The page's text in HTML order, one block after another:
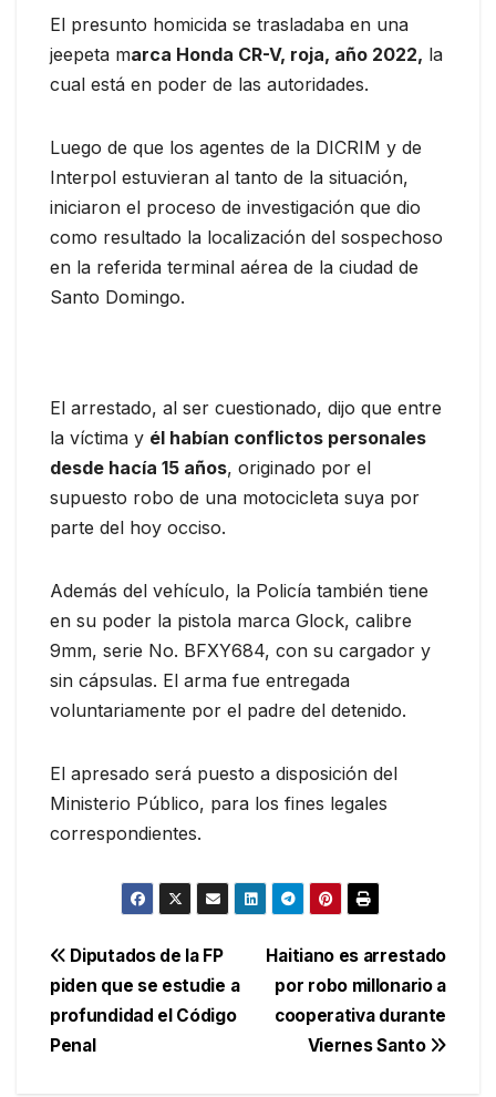
El presunto homicida se trasladaba en una
jeepeta marca Honda CR-V, roja, año 2022, la
cual está en poder de las autoridades.
Luego de que los agentes de la DICRIM y de
Interpol estuvieran al tanto de la situación,
iniciaron el proceso de investigación que dio
como resultado la localización del sospechoso
en la referida terminal aérea de la ciudad de
Santo Domingo.
El arrestado, al ser cuestionado, dijo que entre
la víctima y él habían conflictos personales
desde hacía 15 años, originado por el
supuesto robo de una motocicleta suya por
parte del hoy occiso.
Además del vehículo, la Policía también tiene
en su poder la pistola marca Glock, calibre
9mm, serie No. BFXY684, con su cargador y
sin cápsulas. El arma fue entregada
voluntariamente por el padre del detenido.
El apresado será puesto a disposición del
Ministerio Público, para los fines legales
correspondientes.
Navegación
de
entradas
Haitiano es arrestado
por robo millonario a
cooperativa durante
Viernes Santo
Diputados de la FP
piden que se estudie a
profundidad el Código
Penal